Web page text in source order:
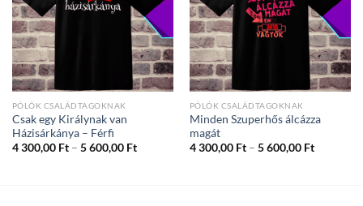
PÓLÓK CSALÁDTAGOKNAK
Csak egy Királynak van
Házisárkánya – Férfi
4 300,00 Ft – 5 600,00 FtÁrtartomány:
PÓLÓK CSALÁDTAGOKNAK
Minden Szuperhős álcázza
magát
4 300,00 Ft – 5 600,00 Ft